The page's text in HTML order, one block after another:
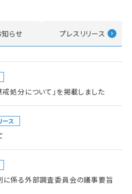
知らせ プレスリリース
処分について」を掲載しました
ース
係る外部調査委員会の議事要旨